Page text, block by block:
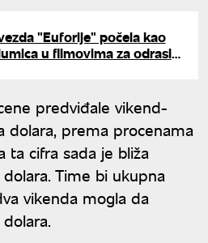
"Euforije" počela kao
u filmovima za odrasle:
predviđale vikend-
dolara, prema procenama
ta cifra sada je bliža
Time bi ukupna
vikenda mogla da